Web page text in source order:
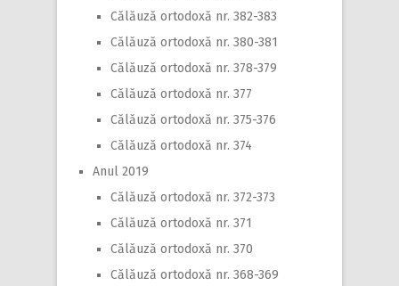
Călăuză ortodoxă nr. 382-383
Călăuză ortodoxă nr. 380-381
Călăuză ortodoxă nr. 378-379
Călăuză ortodoxă nr. 377
Călăuză ortodoxă nr. 375-376
Călăuză ortodoxă nr. 374
Anul 2019
Călăuză ortodoxă nr. 372-373
Călăuză ortodoxă nr. 371
Călăuză ortodoxă nr. 370
Călăuză ortodoxă nr. 368-369